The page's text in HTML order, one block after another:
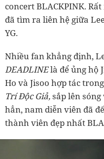
concert BLACKPINK.
đã tìm ra liên hệ giữa
YG.
Nhiều fan khẳng định,
DEADLINElà để ủng hộ
Ho và Jisoo hợp tác
Trí Độc Giả,sắp lên
hẳn, nam diễn viên đã
thành viên đẹp nhất